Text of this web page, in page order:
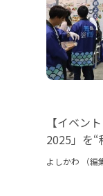
【イベン
2025」を
よしかわ （編